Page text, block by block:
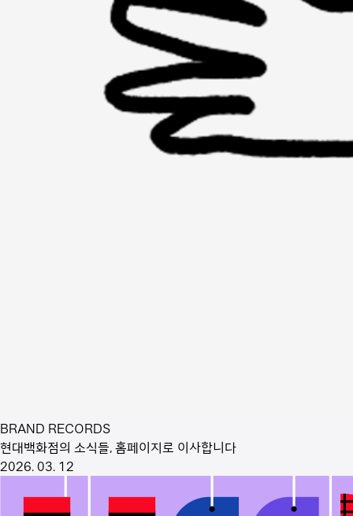
BRAND RECORDS
현대백화점의 소식들, 홈페이지로 이사합니다
2026. 03. 12